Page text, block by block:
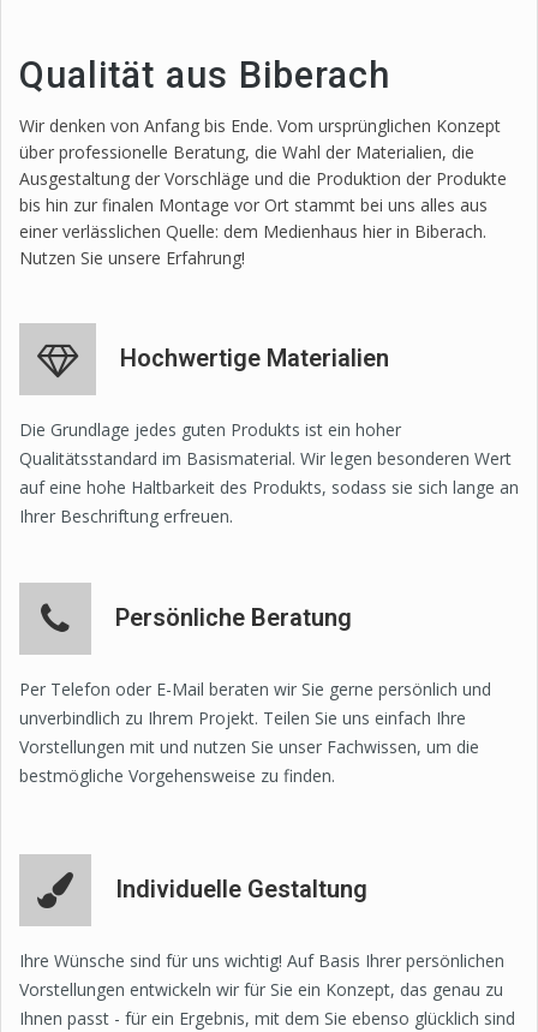
Qualität aus Biberach
Wir denken von Anfang bis Ende. Vom ursprünglichen Konzept
über professionelle Beratung, die Wahl der Materialien, die
Ausgestaltung der Vorschläge und die Produktion der Produkte
bis hin zur finalen Montage vor Ort stammt bei uns alles aus
einer verlässlichen Quelle: dem Medienhaus hier in Biberach.
Nutzen Sie unsere Erfahrung!
Hochwertige Materialien
Die Grundlage jedes guten Produkts ist ein hoher
Qualitätsstandard im Basismaterial. Wir legen besonderen Wert
auf eine hohe Haltbarkeit des Produkts, sodass sie sich lange an
Ihrer Beschriftung erfreuen.
Persönliche Beratung
Per Telefon oder E-Mail beraten wir Sie gerne persönlich und
unverbindlich zu Ihrem Projekt. Teilen Sie uns einfach Ihre
Vorstellungen mit und nutzen Sie unser Fachwissen, um die
bestmögliche Vorgehensweise zu finden.
Individuelle Gestaltung
Ihre Wünsche sind für uns wichtig! Auf Basis Ihrer persönlichen
Vorstellungen entwickeln wir für Sie ein Konzept, das genau zu
Ihnen passt - für ein Ergebnis, mit dem Sie ebenso glücklich sind